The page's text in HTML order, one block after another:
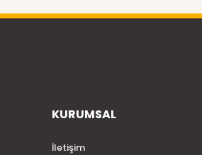
KURUMSAL
İletişim